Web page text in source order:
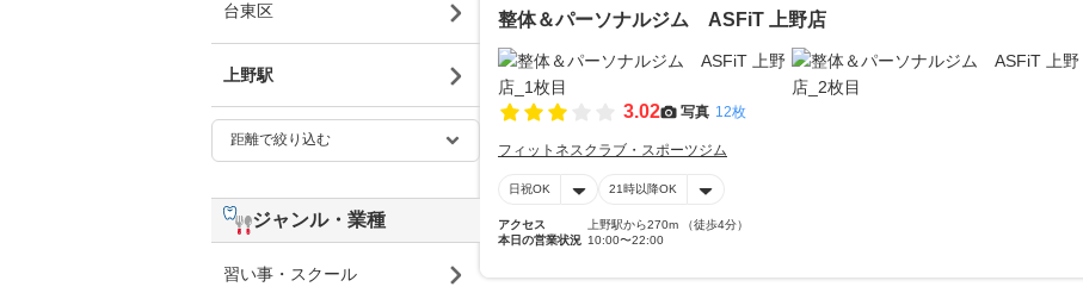
整体＆パーソナルジム ASFiT 上野店
3.02 写真 12枚
フィットネスクラブ・スポーツジム
日祝OK 21時以降OK
アクセス
上野駅から270m （徒歩4分）
本日の営業状況 10:00〜22:00
台東区
上野駅
ジャンル・業種
習い事・スクール